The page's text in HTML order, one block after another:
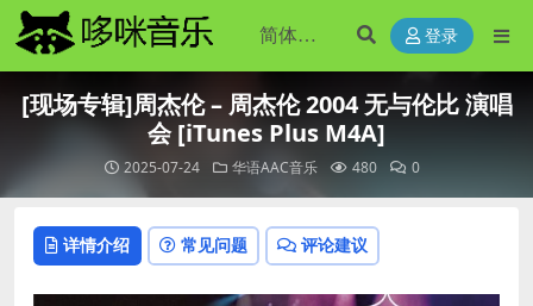
登录
[现场专辑]周杰伦 – 周杰伦 2004 无与伦比 演唱
会 [iTunes Plus M4A]
2025-07-24 华语AAC音乐 480 0
详情介绍 常见问题 评论建议